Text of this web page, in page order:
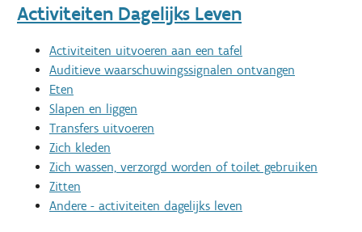
Activiteiten Dagelijks Leven
Activiteiten uitvoeren aan een tafel
Auditieve waarschuwingssignalen ontvangen
Eten
Slapen en liggen
Transfers uitvoeren
Zich kleden
Zich wassen, verzorgd worden of toilet gebruiken
Zitten
Andere - activiteiten dagelijks leven